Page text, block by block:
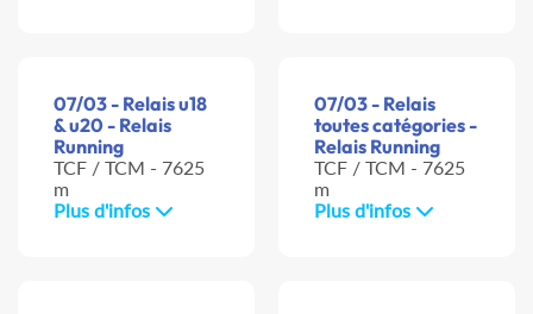
07/03 - Relais u18
& u20 - Relais
Running
TCF / TCM - 7625
m
Plus d'infos
07/03 - Relais
toutes catégories -
Relais Running
TCF / TCM - 7625
m
Plus d'infos